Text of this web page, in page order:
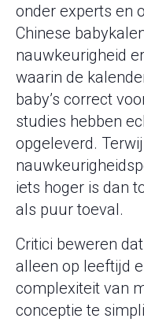
onder experts en
Chinese
nauwkeurigheid
waarin de
baby’s correct
studies hebben
opgeleverd.
iets hoger is dan
als puur toeval.
Critici beweren
alleen op leeftijd
complexiteit van
conceptie te